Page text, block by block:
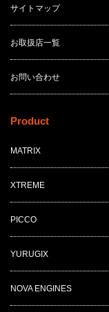
サイトマップ
お取扱店一覧
お問い合わせ
Product
MATRIX
XTREME
PICCO
YURUGIX
NOVA ENGINES